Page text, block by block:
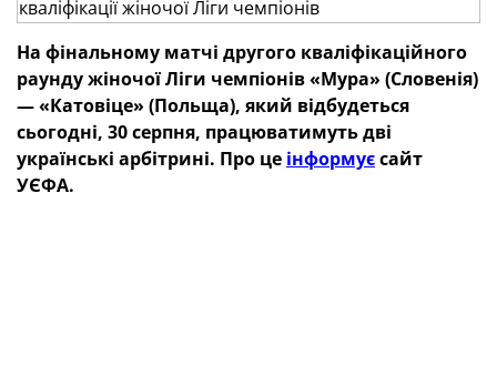
На фінальному матчі другого кваліфікаційного
раунду жіночої Ліги чемпіонів «Мура» (Словенія)
— «Катовіце» (Польща), який відбудеться
сьогодні, 30 серпня, працюватимуть дві
українські арбітрині. Про це інформуєсайт
УЄФА.